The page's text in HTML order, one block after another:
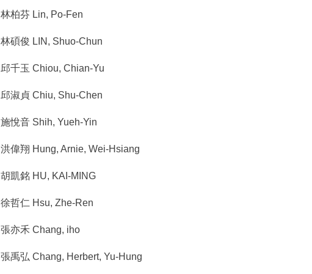
林柏芬 Lin, Po-Fen
林碩俊 LIN, Shuo-Chun
邱千玉 Chiou, Chian-Yu
邱淑貞 Chiu, Shu-Chen
施悅音 Shih, Yueh-Yin
洪偉翔 Hung, Arnie, Wei-Hsiang
胡凱銘 HU, KAI-MING
徐哲仁 Hsu, Zhe-Ren
張亦禾 Chang, iho
張禹弘 Chang, Herbert, Yu-Hung